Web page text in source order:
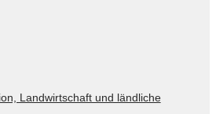
Landwirtschaft und ländliche